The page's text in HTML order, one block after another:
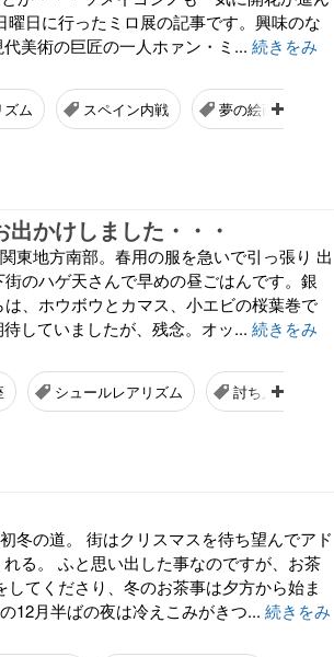
日に行ったミロ展の記事です。興味のな
美術の巨匠の一人ホァン・ミ... 続きをみ
ズム スペイン内戦 夢の絵画シリーズ
かけしました・・・
東地方南部。春用の服を急いで引っ張り 出
のハゲ天さんで早めの昼ごはんです。銀
、ホウボウとカマス、小エビの桜葉巻で
していましたが、残念。オッ... 続きをみ
シュールレアリズム 討ち入り
冬の道。 街はクリスマスを待ち望んでアド
る。 ふと思い出した事なのですが、お茶
てくださり、冬のお茶事は夕方から始ま
12月半ばの夜は冷えこみがきつ... 続きをみ